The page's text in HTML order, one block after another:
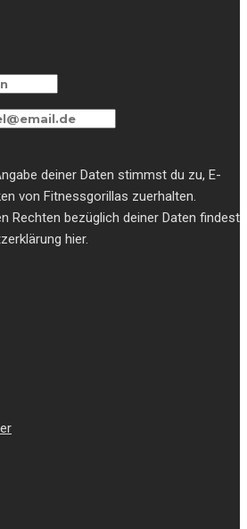
deiner Daten stimmst du zu, E-
von Fitnessgorillas zuerhalten.
Rechten bezüglich deiner Daten findest
hier.